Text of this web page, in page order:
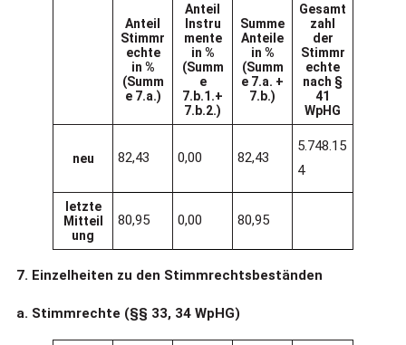
Anteil
Stimmr
echte
in %
(Summ
e 7.a.)
Anteil
Instru
mente
in %
(Summ
e
7.b.1.+
7.b.2.)
Summe
Anteile
in %
(Summ
e 7.a. +
7.b.)
Gesamt
zahl
der
Stimmr
echte
nach §
41
WpHG
neu 82,43 0,00 82,43
5.748.15
4
letzte
Mitteil
ung
80,95 0,00 80,95
7. Einzelheiten zu den Stimmrechtsbeständen
a. Stimmrechte (§§ 33, 34 WpHG)